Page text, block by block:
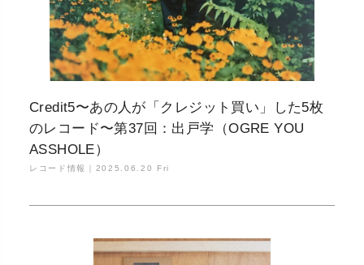
Credit5〜あの人が「クレジット買い」した5枚
のレコード〜第37回：出戸学（OGRE YOU
ASSHOLE）
レコード情報｜ 2025.06.20 Fri